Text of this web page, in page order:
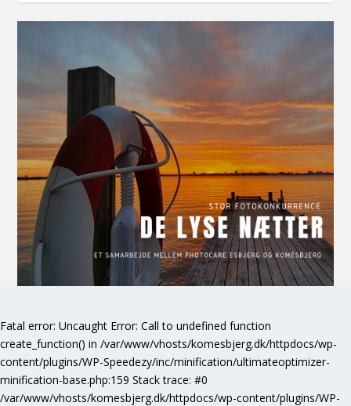
Fatal error: Uncaught Error: Call to undefined function
create_function() in /var/www/vhosts/komesbjerg.dk/httpdocs/wp-
content/plugins/WP-Speedezy/inc/minification/ultimateoptimizer-
minification-base.php:159 Stack trace: #0
/var/www/vhosts/komesbjerg.dk/httpdocs/wp-content/plugins/WP-